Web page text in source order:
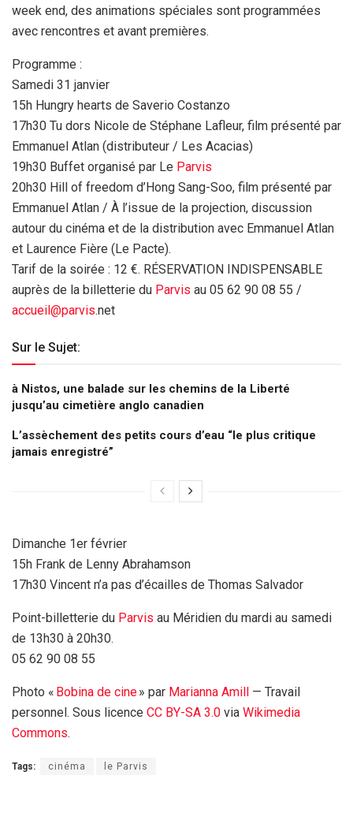
week end, des animations spéciales sont programmées
avec rencontres et avant premières.
Programme :
Samedi 31 janvier
15h Hungry hearts de Saverio Costanzo
17h30 Tu dors Nicole de Stéphane Lafleur, film présenté par
Emmanuel Atlan (distributeur / Les Acacias)
19h30 Buffet organisé par Le Parvis
20h30 Hill of freedom d’Hong Sang-Soo, film présenté par
Emmanuel Atlan / À l’issue de la projection, discussion
autour du cinéma et de la distribution avec Emmanuel Atlan
et Laurence Fière (Le Pacte).
Tarif de la soirée : 12 €. RÉSERVATION INDISPENSABLE
auprès de la billetterie du Parvis au 05 62 90 08 55 /
accueil@parvis.net
Sur le Sujet:
à Nistos, une balade sur les chemins de la Liberté
jusqu’au cimetière anglo canadien
L’assèchement des petits cours d’eau “le plus critique
jamais enregistré”
Dimanche 1er février
15h Frank de Lenny Abrahamson
17h30 Vincent n’a pas d’écailles de Thomas Salvador
Point-billetterie du Parvis au Méridien du mardi au samedi
de 13h30 à 20h30.
05 62 90 08 55
Photo « Bobina de cine» par Marianna Amill — Travail
personnel. Sous licence CC BY-SA 3.0 via Wikimedia
Commons.
Tags: cinéma le Parvis